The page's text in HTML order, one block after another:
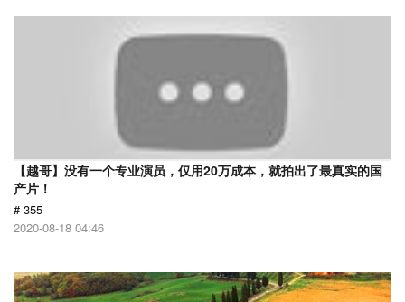
【越哥】没有一个专业演员，仅用20万成本，就拍出了最真实的国
产片！
# 355
2020-08-18 04:46